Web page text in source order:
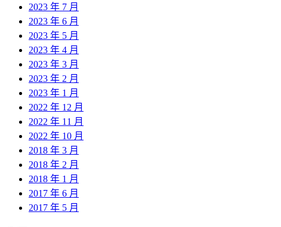
2023 年 7 月
2023 年 6 月
2023 年 5 月
2023 年 4 月
2023 年 3 月
2023 年 2 月
2023 年 1 月
2022 年 12 月
2022 年 11 月
2022 年 10 月
2018 年 3 月
2018 年 2 月
2018 年 1 月
2017 年 6 月
2017 年 5 月